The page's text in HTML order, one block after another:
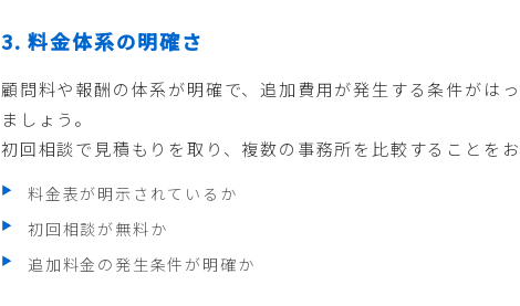
3. 料金体系の明確さ
顧問料や報酬の体系が明確で、追加費用が発生する条件がは
ましょう。
初回相談で見積もりを取り、複数の事務所を比較することをお
料金表が明示されているか
初回相談が無料か
追加料金の発生条件が明確か